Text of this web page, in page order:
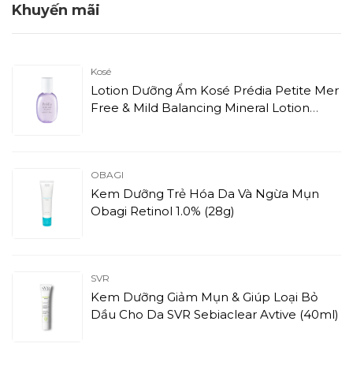
Khuyến mãi
Kosé
Lotion Dưỡng Ẩm Kosé Prédia Petite Mer
Free & Mild Balancing Mineral Lotion
OBAGI
Kem Dưỡng Trẻ Hóa Da Và Ngừa Mụn
Obagi Retinol 1.0% (28g)
SVR
Kem Dưỡng Giảm Mụn & Giúp Loại Bỏ
Dầu Cho Da SVR Sebiaclear Avtive (40ml)